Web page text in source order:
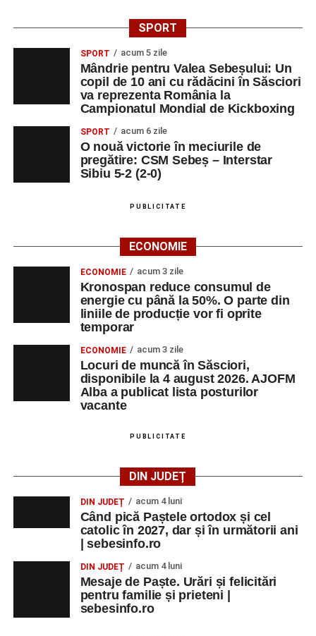
Suciu.
DUMINICĂ, 23 AUGUST 2026
Râpa Roșie
Ora 10.00– „Cicloaventurier de Sebeș”
al competiției MTB pentru copii.
LUNI, 24 AUGUST 2026
Casa Fanfarei din Petrești
– Activități recreative pentru copii, susținute de
„Gepetto”și„Pied Piper”
Seară cu tradiții săsești, cu participarea:
Fanfarei din Petrești;
Trupei de Dansuri Săsești;
Alexandrei Pamfilie;
Alfred Dahinten.
(Italia, 2024), film de familie, AP12, după o poveste
MARȚI, 25 AUGUST 2026
Grădina Muzeului Municipal „Ioan
Raica” Sebeș
„Armonia artelor”– salon literar și întâlnire
cu artele plastice, organizat alături de artiști locali.
SPORT
SPORT acum 5 zile
Mândrie pentru Valea Sebeșului: Un
copil de 10 ani cu rădăcini în Săsciori
va reprezenta România la
Campionatul Mondial de Kickboxing
SPORT acum 6 zile
O nouă victorie în meciurile de
pregătire: CSM Sebeș – Interstar
Sibiu 5-2 (2-0)
PUBLICITATE
ECONOMIE
ECONOMIE acum 3 zile
Kronospan reduce consumul de
energie cu până la 50%. O parte din
liniile de producție vor fi oprite
temporar
ECONOMIE acum 3 zile
Locuri de muncă în Săsciori,
disponibile la 4 august 2026. AJOFM
Alba a publicat lista posturilor
vacante
PUBLICITATE
DIN JUDEȚ
DIN JUDEȚ acum 4 luni
Când pică Paștele ortodox și cel
catolic în 2027, dar și în următorii ani
| sebesinfo.ro
DIN JUDEȚ acum 4 luni
Mesaje de Paște. Urări și felicitări
pentru familie și prieteni |
sebesinfo.ro